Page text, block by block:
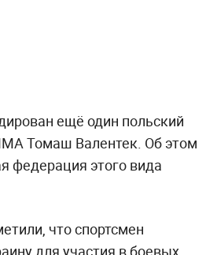
ещё один польский
Томаш Валентек. Об этом
федерация этого вида
что спортсмен
для участия в боевых